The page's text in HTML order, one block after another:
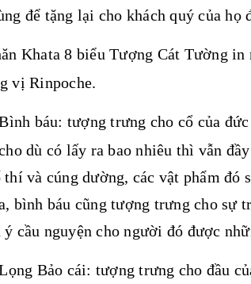
để tặng lại cho khách quý của
Khata 8 biểu Tượng Cát Tường in
vị Rinpoche.
báu: tượng trưng cho cổ của
dù có lấy ra bao nhiêu thì vẫn
thí và cúng dường, các vật phẩm đó
bình báu cũng tượng trưng cho sự
ý cầu nguyện cho người đó được
Bảo cái: tượng trưng cho đầu